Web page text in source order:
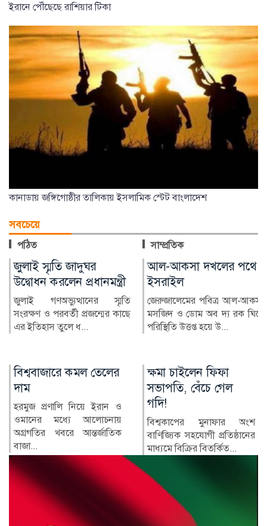
ইরানে পৌঁছেছে রাশিয়ার টিকা
কানাডায় জঙ্গিগোষ্ঠীর তালিকায় ইসলামিক স্টেট বাংলাদেশ
সবচেয়ে
পঠিত সাম্প্রতিক
আল-আকসা দখলের পথে
ইসরাইল
জেরুজালেমের পবিত্র আল-আকসা
মসজিদ ও ডোম অব দ্য রক ঘিরে
পরিস্থিতি উত্তপ্ত হয়ে উ...
মারা গেছেন ‘গজনি’ খ্যাত
অভিনেতা প্রদীপ রাওয়াত
ভারতীয় চলচ্চিত্রের পরিচিত মুখ ও
‘গজনি’ সিনেমার খলনায়ক চরিত্রে
জনপ...
ক্ষমা চাইলেন ফিফা
সভাপতি, বেঁচে গেল
গদি!
বিশ্বকাপের মুনাফার অংশ
বাণিজ্যিক সহযোগী প্রতিষ্ঠানের
মাধ্যমে বিক্রির বিতর্কিত...
কোন ডালে সবচেয়ে
বেশি প্রোটিন?
আমাদের দৈনন্দিন
খাদ্যতালিকায় ডাল একটি
অপরিহার্য খাবার। তিনবেলার
খাবারের অন্তত...